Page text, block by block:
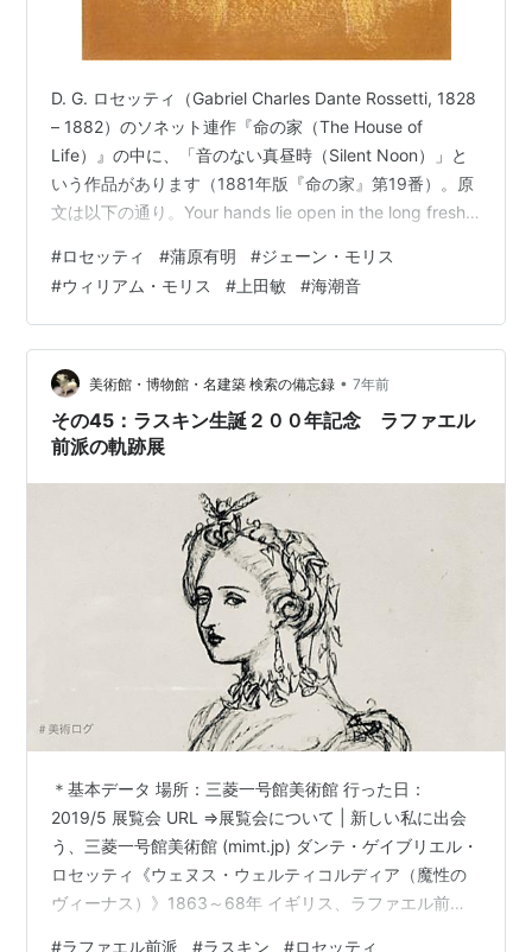
D. G. ロセッティ（Gabriel Charles Dante Rossetti, 1828
– 1882）のソネット連作『命の家（The House of
Life）』の中に、「音のない真昼時（Silent Noon）」と
いう作品があります（1881年版『命の家』第19番）。原
文は以下の通り。Your hands lie open in the long fresh
blooms: Your eyes smile peace. The pasture gleams
and glooms '…
#ロセッティ #蒲原有明 #ジェーン・モリス
#ウィリアム・モリス # 上田敏 #海潮音
美術館・博物館・名建築 検索の備忘録 • 7年前
その45：ラスキン生誕２００年記念 ラファエル
前派の軌跡展
＊基本データ 場所：三菱一号館美術館 行った日：
2019/5 展覧会 URL ⇒展覧会について | 新しい私に出会
う、三菱一号館美術館 (mimt.jp) ダンテ・ゲイブリエル・
ロセッティ《ウェヌス・ウェルティコルディア（魔性の
ヴィーナス）》1863～68年 イギリス、ラファエル前派
#ラファエル前派 #ラスキン #ロセッティ